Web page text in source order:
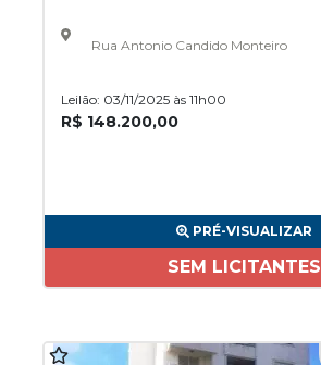
Rua Antonio Candido Monteiro
Leilão: 03/11/2025 às 11h00
R$ 148.200,00
PRÉ-VISUALIZAR
SEM LICITANTES